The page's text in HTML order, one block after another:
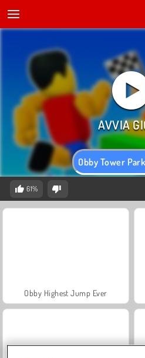
Obby Tower
61%
Obby Highest Jump Ever